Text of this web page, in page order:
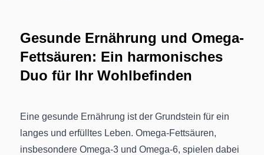
Gesunde Ernährung und Omega-
Fettsäuren: Ein harmonisches
Duo für Ihr Wohlbefinden
Eine gesunde Ernährung ist der Grundstein für ein
langes und erfülltes Leben. Omega-Fettsäuren,
insbesondere Omega-3 und Omega-6, spielen dabei